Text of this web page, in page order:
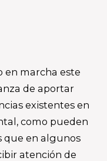
en marcha este
de aportar
existentes en
como pueden
que en algunos
atención de